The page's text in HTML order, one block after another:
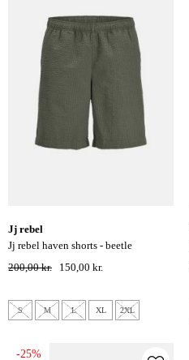
jj rebel
jj rebel haven shorts - beetle
200,00 kr.
150,00 kr.
S M L XL 2XL
-25%